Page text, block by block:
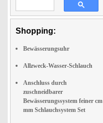
Shopping:
Bewässerungsuhr
Allzweck-Wasser-Schlauch
Anschluss durch
zuschneidbarer
Bewässerungssystem feiner cm
mm Schlauchsystem Set